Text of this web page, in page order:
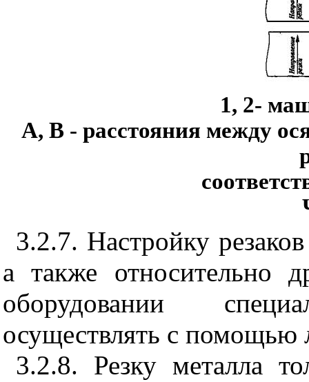
1, 2-
А, В - расстояния между
3.2.7. Настройку
а также относительно
оборудовании
осуществлять с
3.2.8. Резку металла